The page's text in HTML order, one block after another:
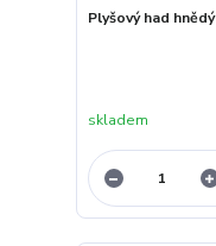
Plyšový had hnědý
skladem